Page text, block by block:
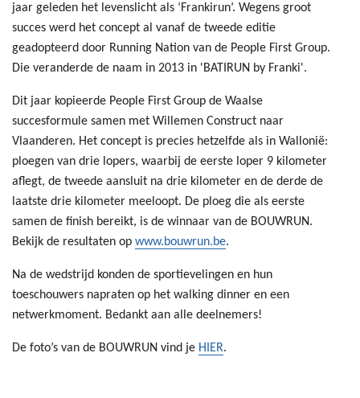
jaar geleden het levenslicht als ‘Frankirun’. Wegens groot
succes werd het concept al vanaf de tweede editie
geadopteerd door Running Nation van de People First Group.
Die veranderde de naam in 2013 in 'BATIRUN by Franki'.
Dit jaar kopieerde People First Group de Waalse
succesformule samen met Willemen Construct naar
Vlaanderen. Het concept is precies hetzelfde als in Wallonië:
ploegen van drie lopers, waarbij de eerste loper 9 kilometer
aflegt, de tweede aansluit na drie kilometer en de derde de
laatste drie kilometer meeloopt. De ploeg die als eerste
samen de finish bereikt, is de winnaar van de BOUWRUN.
Bekijk de resultaten op www.bouwrun.be.
Na de wedstrijd konden de sportievelingen en hun
toeschouwers napraten op het walking dinner en een
netwerkmoment. Bedankt aan alle deelnemers!
De foto’s van de BOUWRUN vind je HIER.